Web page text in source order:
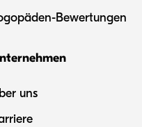
Bewertungen
uns